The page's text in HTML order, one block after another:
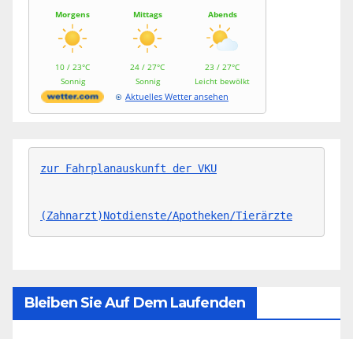
Morgens
10 / 23°C
Sonnig
Mittags
24 / 27°C
Sonnig
Abends
23 / 27°C
Leicht bewölkt
Aktuelles Wetter ansehen
zur Fahrplanauskunft der VKU
(Zahnarzt)Notdienste/Apotheken/Tierärzte
Bleiben Sie Auf Dem Laufenden